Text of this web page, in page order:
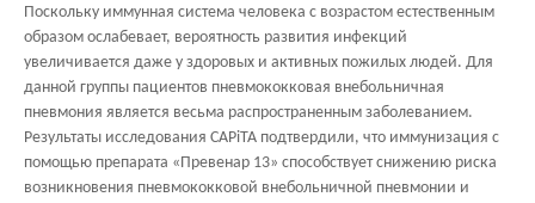
Поскольку иммунная система человека с возрастом естественным
образом ослабевает, вероятность развития инфекций
увеличивается даже у здоровых и активных пожилых людей. Для
данной группы пациентов пневмококковая внебольничная
пневмония является весьма распространенным заболеванием.
Результаты исследования CAPiTA подтвердили, что иммунизация с
помощью препарата «Превенар 13» способствует снижению риска
возникновения пневмококковой внебольничной пневмонии и